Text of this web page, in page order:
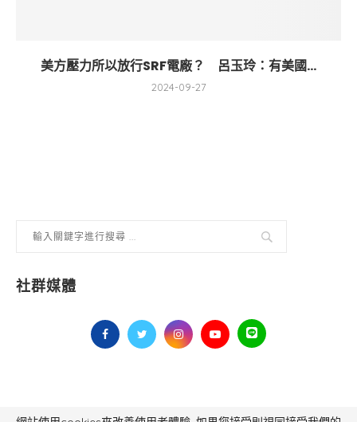
美方壓力所以放行SRF電廠？ 呂玉玲：有美國...
2024-09-27
社群媒體